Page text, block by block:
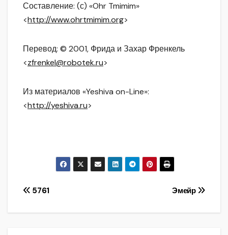
Составление: (с) «Ohr Tmimim»
<http://www.ohrtmimim.org>
Перевод: © 2001, Фрида и Захар Френкель
<zfrenkel@robotek.ru>
Из материалов «Yeshiva on-Line»:
<http://yeshiva.ru>
Навигация
по
Эмейр
5761